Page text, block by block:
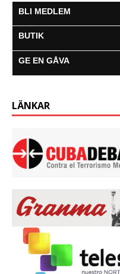
BLI MEDLEM
BUTIK
GE EN GÅVA
LÄNKAR